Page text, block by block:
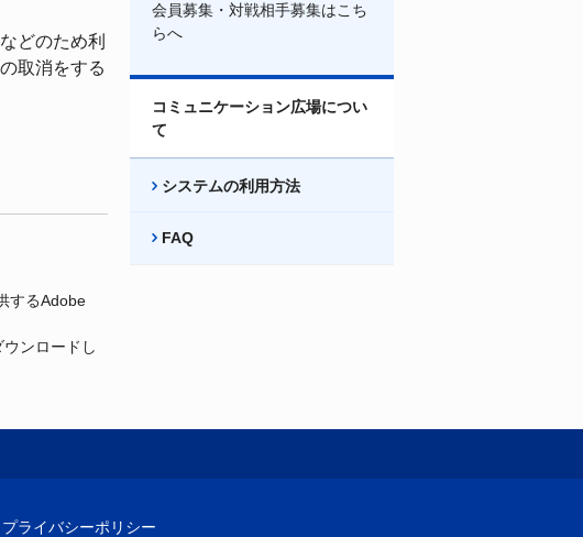
会員募集・対戦相手募集はこち
らへ
コミュニケーション広場につい
て
システムの利用方法
FAQ
どのため利
取消をする
するAdobe
ンロードし
プライバシーポリシー